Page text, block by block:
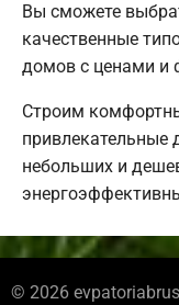
Вы сможете
качественные
домов с ценами и
Строим
привлекательные
небольших и
© 2026